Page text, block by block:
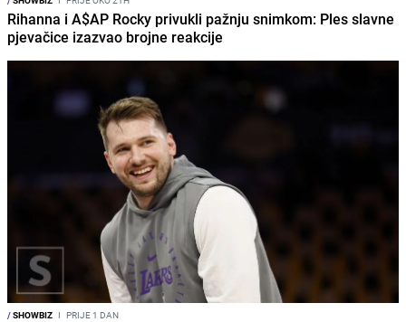
Rihanna i A$AP Rocky privukli pažnju snimkom: Ples slavne
pjevačice izazvao brojne reakcije
/SHOWBIZ I PRIJE 1 DAN